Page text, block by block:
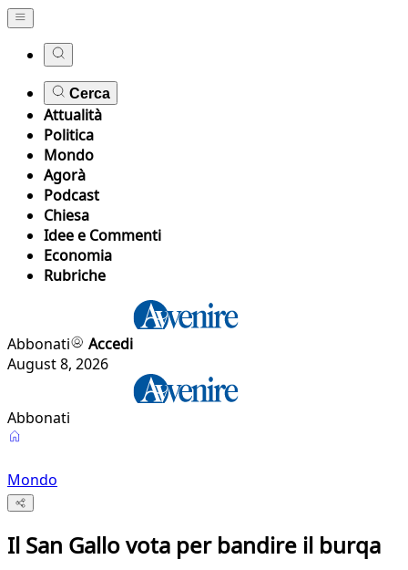
Cerca
Attualità
Politica
Mondo
Agorà
Podcast
Chiesa
Idee e Commenti
Economia
Rubriche
Abbonati
Accedi
August 8, 2026
Abbonati
Mondo
Il San Gallo vota per bandire il burqa